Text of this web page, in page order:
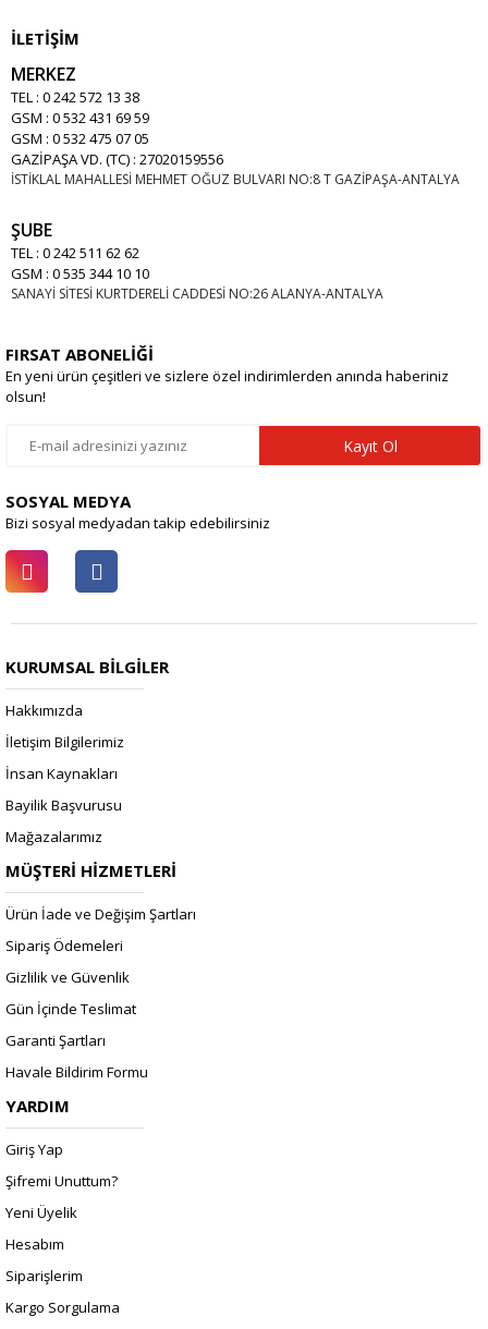
İLETİŞİM
MERKEZ
TEL : 0 242 572 13 38
GSM : 0 532 431 69 59
GSM : 0 532 475 07 05
GAZİPAŞA VD. (TC) : 27020159556
İSTİKLAL MAHALLESİ MEHMET OĞUZ BULVARI NO:8 T GAZİPAŞA-ANTALYA
ŞUBE
TEL : 0 242 511 62 62
GSM : 0 535 344 10 10
SANAYİ SİTESİ KURTDERELİ CADDESİ NO:26 ALANYA-ANTALYA
FIRSAT ABONELİĞİ
En yeni ürün çeşitleri ve sizlere özel indirimlerden anında haberiniz
olsun!
Kayıt Ol
SOSYAL MEDYA
Bizi sosyal medyadan takip edebilirsiniz
KURUMSAL BİLGİLER
Hakkımızda
İletişim Bilgilerimiz
İnsan Kaynakları
Bayilik Başvurusu
Mağazalarımız
MÜŞTERİ HİZMETLERİ
Ürün İade ve Değişim Şartları
Sipariş Ödemeleri
Gizlilik ve Güvenlik
Gün İçinde Teslimat
Garanti Şartları
Havale Bildirim Formu
YARDIM
Giriş Yap
Şifremi Unuttum?
Yeni Üyelik
Hesabım
Siparişlerim
Kargo Sorgulama